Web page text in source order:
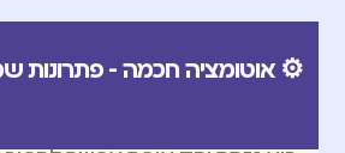
⚙️ אוטומציה חכמה - פתרונות